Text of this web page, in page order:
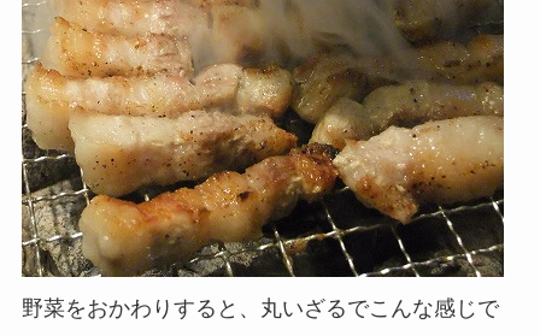
野菜をおかわりすると、丸いざるでこんな感じで